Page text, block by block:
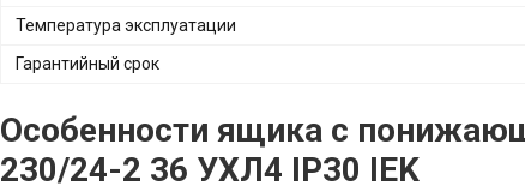
Температура эксплуатации
Гарантийный срок
Особенности ящика с
230/24-2 36 УХЛ4 IP30 IEK